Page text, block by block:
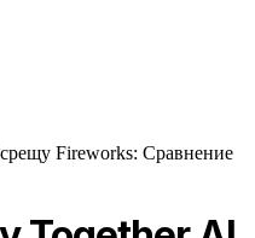
Fireworks: Сравнение